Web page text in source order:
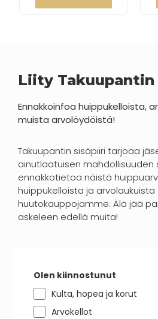
Liity
Ennakkoinfoa huippukelloista,
muista arvolöydöistä!
Takuupantin sisäpiiri tarjoaa
ainutlaatuisen mahdollisuuden
ennakkotietoa näistä
huippukelloista ja arvolaukuista
huutokauppojamme. Älä jää
askeleen edellä muita!
Olen kiinnostunut
Kulta, hopea ja korut
Arvokellot